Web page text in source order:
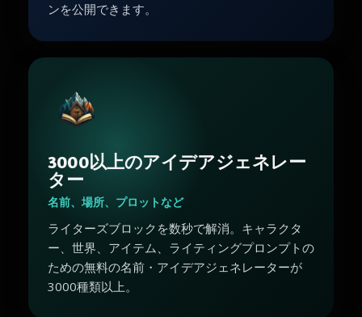
ンを公開できます。
3000以上のアイデアジェネレー
ター
名前、場所、プロットなど
ライターズブロックを数秒で解消。キャラクタ
ー、世界、アイテム、ライティングプロンプトの
ための無料の名前・アイデアジェネレーターが
3000種類以上。